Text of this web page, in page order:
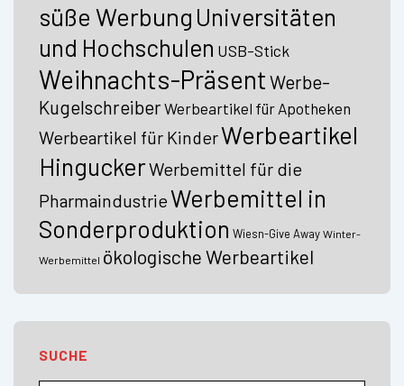
süße Werbung Universitäten
und Hochschulen USB-Stick
Weihnachts-Präsent Werbe-
Kugelschreiber Werbeartikel für Apotheken
Werbeartikel für KinderWerbeartikel
HinguckerWerbemittel für die
PharmaindustrieWerbemittel in
Sonderproduktion Wiesn-Give Away Winter-
Werbemittel ökologische Werbeartikel
SUCHE